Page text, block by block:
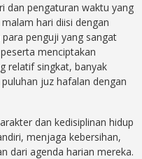
dan pengaturan waktu yang
hari diisi dengan
penguji yang sangat
menciptakan
relatif singkat, banyak
juz hafalan dengan
dan kedisiplinan hidup
menjaga kebersihan,
dari agenda harian mereka.